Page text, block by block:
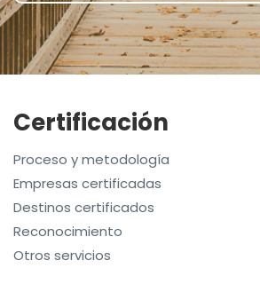
Certificación
Proceso y metodología
Empresas certificadas
Destinos certificados
Reconocimiento
Otros servicios